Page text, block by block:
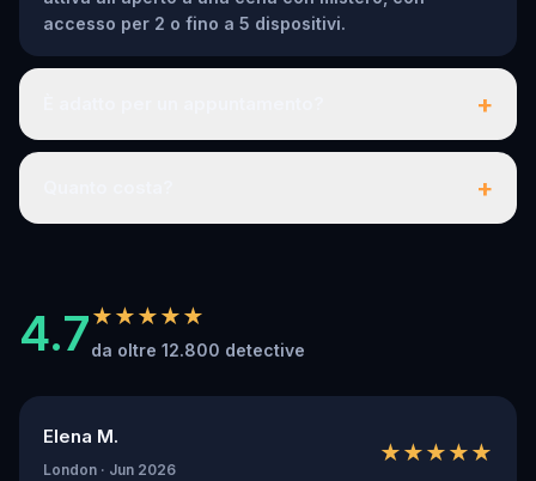
accesso per 2 o fino a 5 dispositivi.
+
+
4.7★★★★★
da oltre 12.800 detective
Elena M.
London · Jun 2026
★★★★★